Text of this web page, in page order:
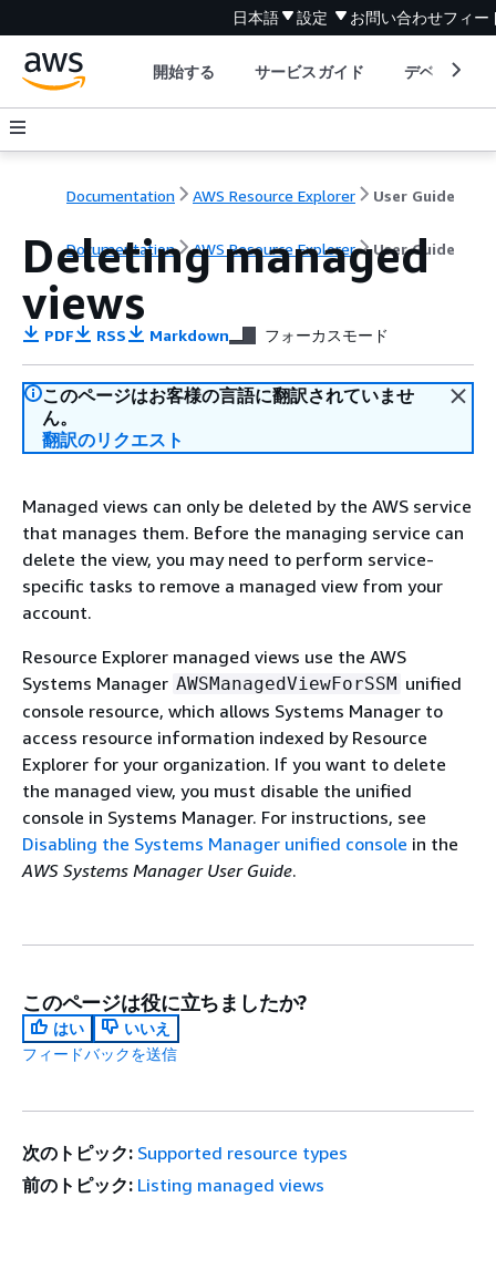
日本語 設定 お問い合わせフィー
開始する サービスガイド デベロッパ
Documentation AWS Resource Explorer User Guide
Documentation AWS Resource Explorer User Guide
Deleting managed
views
PDF RSS Markdown フォーカスモード
このページはお客様の言語に翻訳されていませ
ん。
翻訳のリクエスト
Managed views can only be deleted by the AWS service
that manages them. Before the managing service can
delete the view, you may need to perform service-
specific tasks to remove a managed view from your
account.
Resource Explorer managed views use the AWS
Systems Manager AWSManagedViewForSSM unified
console resource, which allows Systems Manager to
access resource information indexed by Resource
Explorer for your organization. If you want to delete
the managed view, you must disable the unified
console in Systems Manager. For instructions, see
Disabling the Systems Manager unified console in the
AWS Systems Manager User Guide.
このページは役に立ちましたか?
はい
いいえ
フィードバックを送信
次のトピック: Supported resource types
前のトピック: Listing managed views